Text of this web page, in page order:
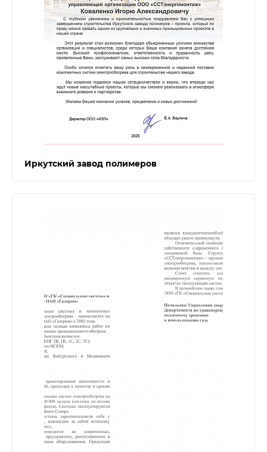
Иркутский завод полимеров